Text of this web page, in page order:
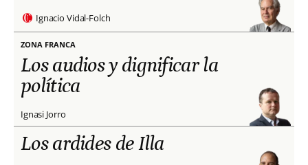
Ignacio Vidal-Folch
ZONA FRANCA
Los audios y dignificar la
política
Ignasi Jorro
Los ardides de Illa